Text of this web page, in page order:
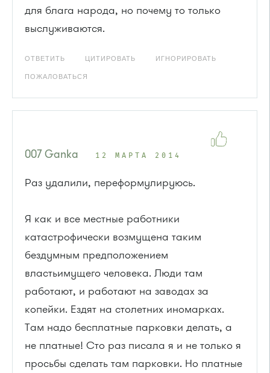
для блага народа, но почему то только
выслуживаются.
ОТВЕТИТЬ ЦИТИРОВАТЬ ИГНОРИРОВАТЬ
ПОЖАЛОВАТЬСЯ
007 Ganka 12 МАРТА 2014
Раз удалили, переформулируюсь.
Я как и все местные работники
катастрофически возмущена таким
бездумным предположением
властьимущего человека. Люди там
работают, и работают на заводах за
копейки. Ездят на столетних иномарках.
Там надо бесплатные парковки делать, а
не платные! Сто раз писала я и не только я
просьбы сделать там парковки. Но платные